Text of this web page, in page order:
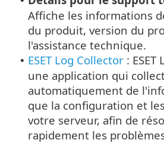
Affiche les informations
du produit, version du
l'assistance technique.
• ESET Log Collector :
une application qui
automatiquement de
que la configuration et
votre serveur, afin de
rapidement les